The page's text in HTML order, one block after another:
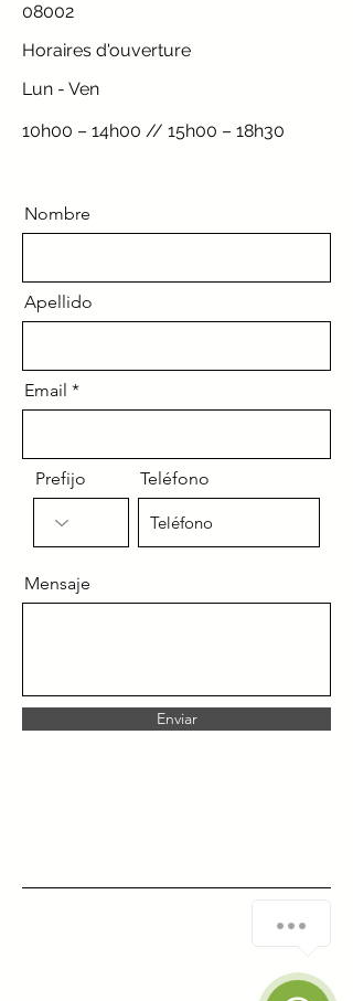
08002
Horaires d'ouverture
Lun - Ven
10h00 – 14h00 // 15h00 – 18h30
Nombre
Apellido
Email
Prefijo Teléfono
Mensaje
Enviar